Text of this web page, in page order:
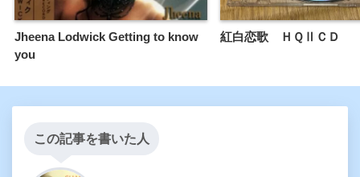
Jheena Lodwick Getting to know
you
紅白恋歌 ＨＱⅡＣＤ
この記事を書いた人